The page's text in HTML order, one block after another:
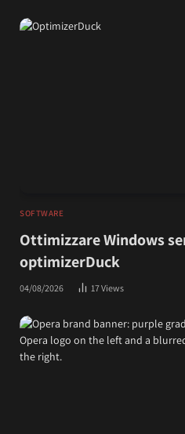
SOFTWARE
Ottimizzare Windows
optimizerDuck
04/08/2026 17Views